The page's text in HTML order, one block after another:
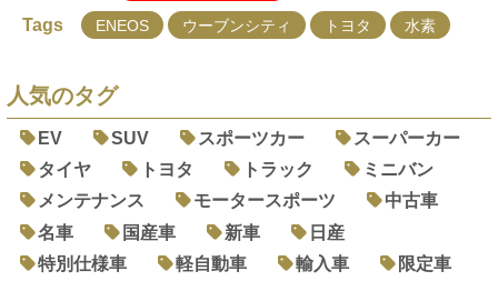
Tags ENEOS ウーブンシティ トヨタ 水素
人気のタグ
EV SUV スポーツカー
スーパーカー
タイヤ
トヨタ トラック
ミニバン
メンテナンス
モータースポーツ
中古車
名車
国産車 新車
日産
特別仕様車
軽自動車 輸入車
限定車